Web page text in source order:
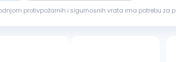
protivpožarnih i sigurnosnih vrata ima potrebu za